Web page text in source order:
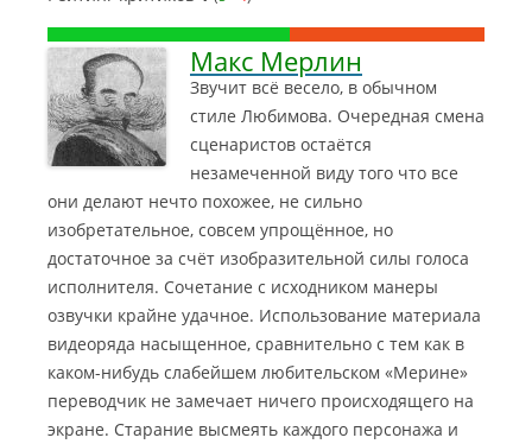
Макс Мерлин
Звучит всё весело, в обычном
стиле Любимова. Очередная смена
сценаристов остаётся
незамеченной виду того что все
они делают нечто похожее, не сильно
изобретательное, совсем упрощённое, но
достаточное за счёт изобразительной силы голоса
исполнителя. Сочетание с исходником манеры
озвучки крайне удачное. Использование материала
видеоряда насыщенное, сравнительно с тем как в
каком-нибудь слабейшем любительском «Мерине»
переводчик не замечает ничего происходящего на
экране. Старание высмеять каждого персонажа и